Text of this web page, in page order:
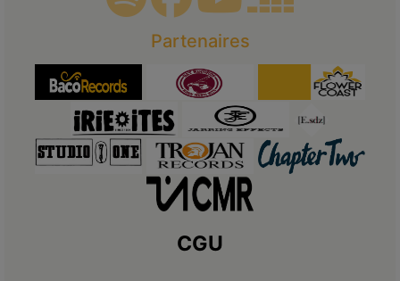
Partenaires
CGU